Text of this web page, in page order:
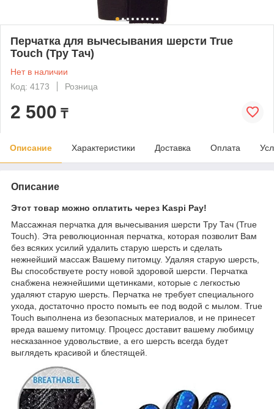
Перчатка для вычесывания шерсти True
Touch (Тру Тач)
Нет в наличии
Код: 4173
Розница
2 500 ₸
Описание Характеристики Доставка Оплата
Описание
Этот товар можно оплатить через Kaspi Pay!
Массажная перчатка для вычесывания шерсти Тру Тач (True
Touch). Эта революционная перчатка, которая позволит Вам
без всяких усилий удалить старую шерсть и сделать
нежнейший массаж Вашему питомцу. Удаляя старую шерсть,
Вы способствуете росту новой здоровой шерсти. Перчатка
снабжена нежнейшими щетинками, которые с легкостью
удаляют старую шерсть. Перчатка не требует специального
ухода, достаточно просто помыть ее под водой с мылом. True
Touch выполнена из безопасных материалов, и не принесет
вреда вашему питомцу. Процесс доставит вашему любимцу
несказанное удовольствие, а его шерсть всегда будет
выглядеть красивой и блестящей.